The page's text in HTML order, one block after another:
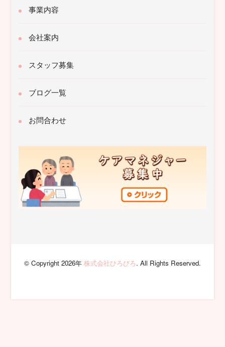
事業内容
会社案内
スタッフ募集
ブログ一覧
お問合わせ
© Copyright 2026年 株式会社ひろびろ. All Rights Reserved.